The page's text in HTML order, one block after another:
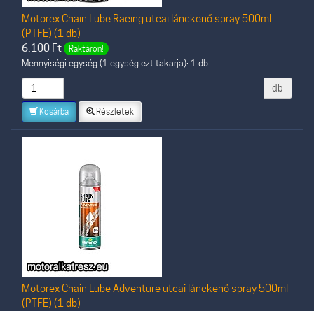
Motorex Chain Lube Racing utcai lánckenő spray 500ml
(PTFE) (1 db)
6.100 Ft Raktáron!
Mennyiségi egység (1 egység ezt takarja): 1 db
db
Kosárba Részletek
Motorex Chain Lube Adventure utcai lánckenő spray 500ml
(PTFE) (1 db)